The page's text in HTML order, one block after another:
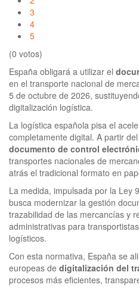
3
4
5
(0 votos)
España obligará a utilizar el
en el transporte nacional de
5 de octubre de 2026,
digitalización logística.
La logística española pisa el
completamente digital. A partir
documento de control
transportes nacionales de
atrás el tradicional formato en
La medida, impulsada por la Ley
busca modernizar la gestión
trazabilidad de las mercancías y
administrativas para
logísticos.
Con esta normativa, España se
europeas de digitalización del
procesos más eficientes,